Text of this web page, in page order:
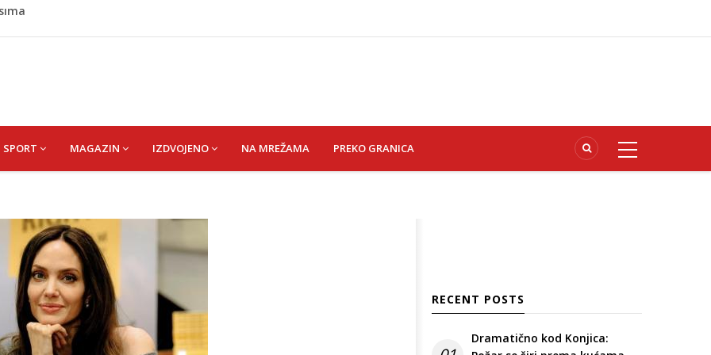
prema kućama, dva helikoptera gase vatru
Bužim devet dana u znaku futsala i sjećanja.
SPORT MAGAZIN IZDVOJENO NA MREŽAMA PREKO GRANICA
RECENT POSTS
Dramatično kod Konjica: